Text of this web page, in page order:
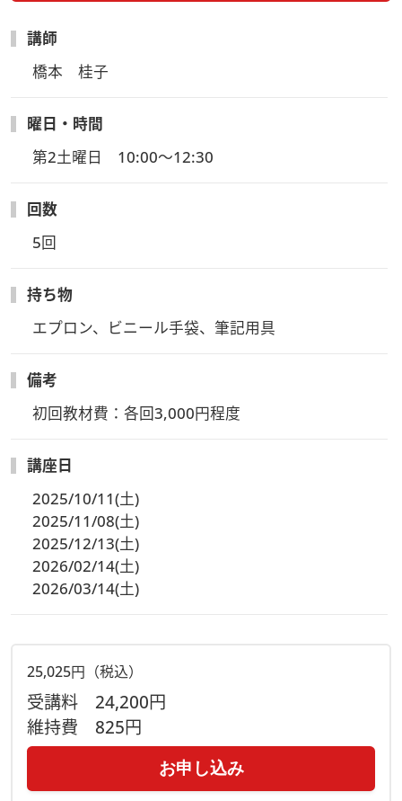
講師
橋本　桂子
曜日・時間
第2土曜日　10:00～12:30
回数
5回
持ち物
エプロン、ビニール手袋、筆記用具
備考
初回教材費：各回3,000円程度
講座日
2025/10/11(土)
2025/11/08(土)
2025/12/13(土)
2026/02/14(土)
2026/03/14(土)
25,025円（税込）
受講料 24,200円
維持費 825円
お申し込み